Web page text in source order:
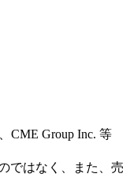
CME Group Inc. 等
ではなく、また、売